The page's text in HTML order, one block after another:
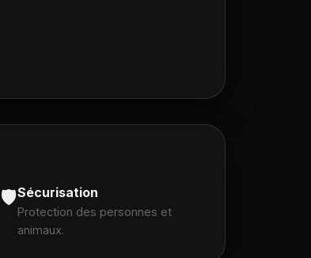
🛡️Sécurisation
Protection des personnes et
animaux.